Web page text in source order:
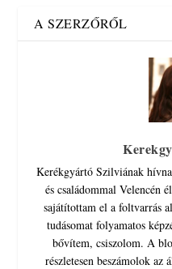
A SZERZŐRŐL
Kerékgyártó Szilviának
és családommal Velencén
sajátítottam el a foltvarrás
tudásomat folyamatos
bővítem, csiszolom. A
részletesen beszámolok